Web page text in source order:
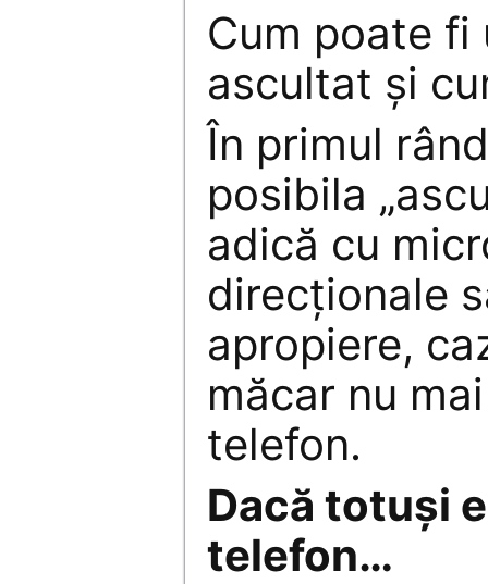
Cum poate fi
ascultat şi
În primul
posibila
adică cu
direcţionale
apropiere,
măcar nu
telefon.
Dacă totuşi
telefon…